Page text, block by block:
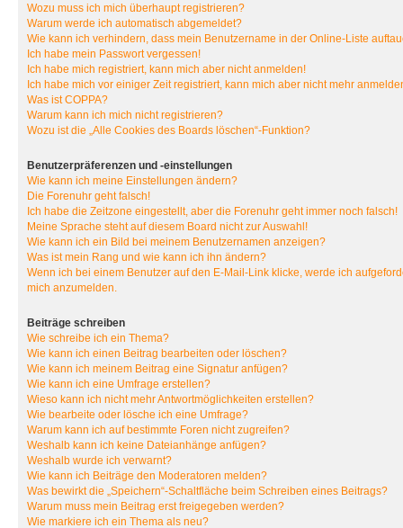
Wozu muss ich mich überhaupt registrieren?
Warum werde ich automatisch abgemeldet?
Wie kann ich verhindern, dass mein Benutzername in der Online-Liste
Ich habe mein Passwort vergessen!
Ich habe mich registriert, kann mich aber nicht anmelden!
Ich habe mich vor einiger Zeit registriert, kann mich aber nicht mehr
Was ist COPPA?
Warum kann ich mich nicht registrieren?
Wozu ist die „Alle Cookies des Boards löschen“-Funktion?
Benutzerpräferenzen und -einstellungen
Wie kann ich meine Einstellungen ändern?
Die Forenuhr geht falsch!
Ich habe die Zeitzone eingestellt, aber die Forenuhr geht immer noch falsch!
Meine Sprache steht auf diesem Board nicht zur Auswahl!
Wie kann ich ein Bild bei meinem Benutzernamen anzeigen?
Was ist mein Rang und wie kann ich ihn ändern?
Wenn ich bei einem Benutzer auf den E-Mail-Link klicke, werde ich
mich anzumelden.
Beiträge schreiben
Wie schreibe ich ein Thema?
Wie kann ich einen Beitrag bearbeiten oder löschen?
Wie kann ich meinem Beitrag eine Signatur anfügen?
Wie kann ich eine Umfrage erstellen?
Wieso kann ich nicht mehr Antwortmöglichkeiten erstellen?
Wie bearbeite oder lösche ich eine Umfrage?
Warum kann ich auf bestimmte Foren nicht zugreifen?
Weshalb kann ich keine Dateianhänge anfügen?
Weshalb wurde ich verwarnt?
Wie kann ich Beiträge den Moderatoren melden?
Was bewirkt die „Speichern“-Schaltfläche beim Schreiben eines Beitrags?
Warum muss mein Beitrag erst freigegeben werden?
Wie markiere ich ein Thema als neu?